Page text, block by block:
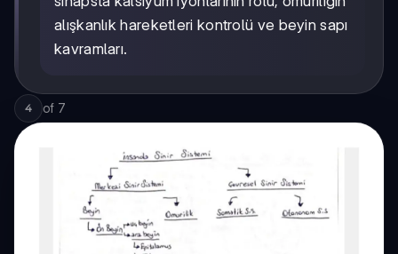
alışkanlık hareketleri kontrolü ve beyin sapı
kavramları.
4 of 7